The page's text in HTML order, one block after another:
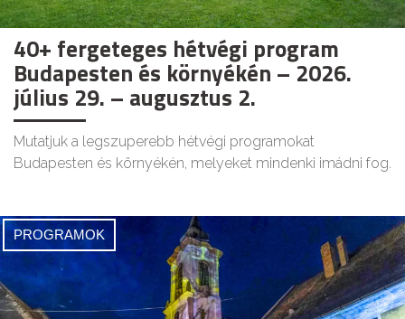
40+ fergeteges hétvégi program
Budapesten és környékén – 2026.
július 29. – augusztus 2.
Mutatjuk a legszuperebb hétvégi programokat
Budapesten és környékén, melyeket mindenki imádni fog.
PROGRAMOK